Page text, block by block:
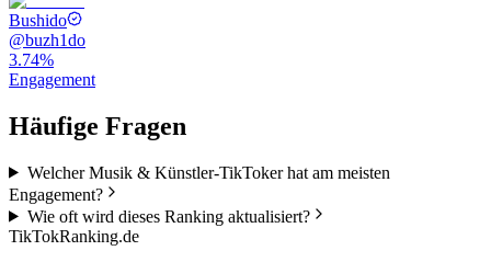
Bushido
@buzh1do
3.74%
Engagement
Häufige Fragen
Welcher Musik & Künstler-TikToker hat am meisten
Engagement?
Wie oft wird dieses Ranking aktualisiert?
TikTokRanking.de